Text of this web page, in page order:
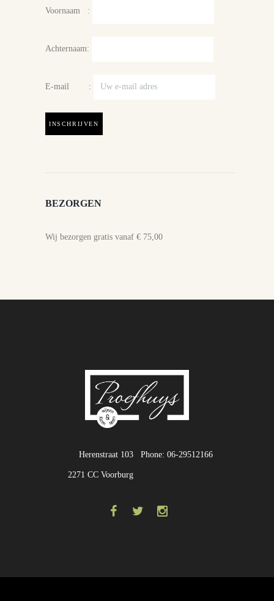
Voornaam :
Achternaam:
E-mail :
BEZORGEN
Wij bezorgen gratis vanaf € 75,00
Phone: 06-29512166
Herenstraat 103
2271 CC Voorburg